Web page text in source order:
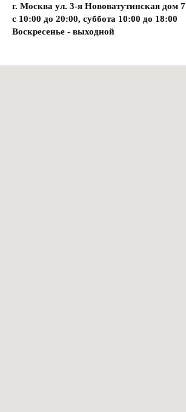
г. Москва ул. 3-я Нововатутинская дом 7
с 10:00 до 20:00, суббота 10:00 до 18:00
Воскресенье - выходной